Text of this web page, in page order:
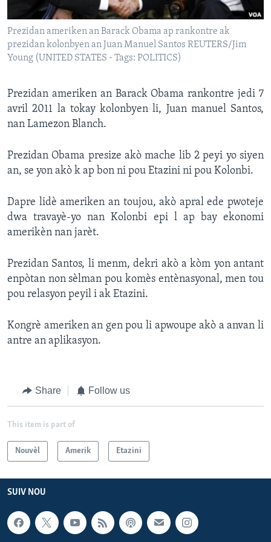
Languages
Prezidan ameriken an Barack Obama ap rankontre ak
prezidan kolonbyen an Juan Manuel Santos REUTERS/Jim
Young (UNITED STATES - Tags: POLITICS)
Prezidan ameriken an Barack Obama rankontre jedi 7
avril 2011 la tokay kolonbyen li, Juan manuel Santos,
nan Lamezon Blanch.
Prezidan Obama presize akò mache lib 2 peyi yo siyen
an, se yon akò k ap bon ni pou Etazini ni pou Kolonbi.
Dapre lidè ameriken an toujou, akò apral ede pwoteje
dwa travayè-yo nan Kolonbi epi l ap bay ekonomi
amerikèn nan jarèt.
Prezidan Santos, li menm, dekri akò a kòm yon antant
enpòtan non sèlman pou komès entènasyonal, men tou
pou relasyon peyil i ak Etazini.
Kongrè ameriken an gen pou li apwoupe akò a anvan li
antre an aplikasyon.
Share Follow us
This item is part of
Nouvèl Amerik Etazini
SUIV NOU